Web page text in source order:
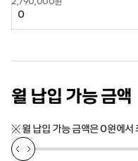
월 납입 가능 금액
※ 월 납입 가능 금액은 0원에서